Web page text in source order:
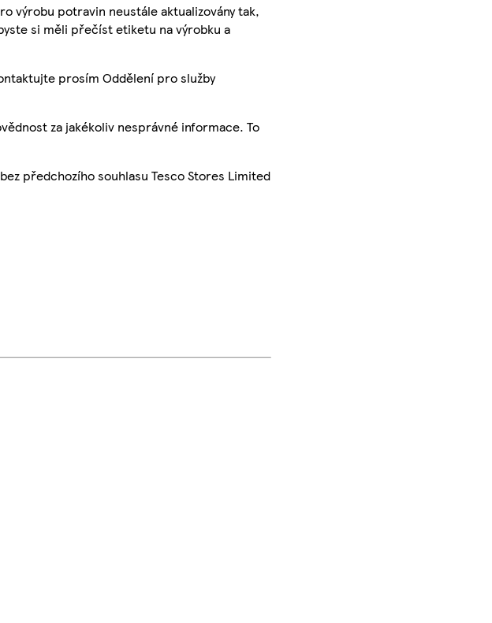
výrobu potravin neustále aktualizovány tak,
si měli přečíst etiketu na výrobku a
prosím Oddělení pro služby
za jakékoliv nesprávné informace. To
předchozího souhlasu Tesco Stores Limited